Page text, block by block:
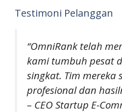
Testimoni Pelanggan
“OmniRank telah
kami tumbuh pesat
singkat. Tim mereka
profesional dan
– CEO Startup E-